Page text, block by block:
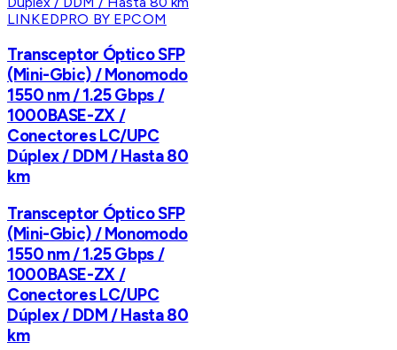
LINKEDPRO BY EPCOM
Transceptor Óptico SFP
(Mini-Gbic) / Monomodo
1550 nm / 1.25 Gbps /
1000BASE-ZX /
Conectores LC/UPC
Dúplex / DDM / Hasta 80
km
Transceptor Óptico SFP
(Mini-Gbic) / Monomodo
1550 nm / 1.25 Gbps /
1000BASE-ZX /
Conectores LC/UPC
Dúplex / DDM / Hasta 80
km